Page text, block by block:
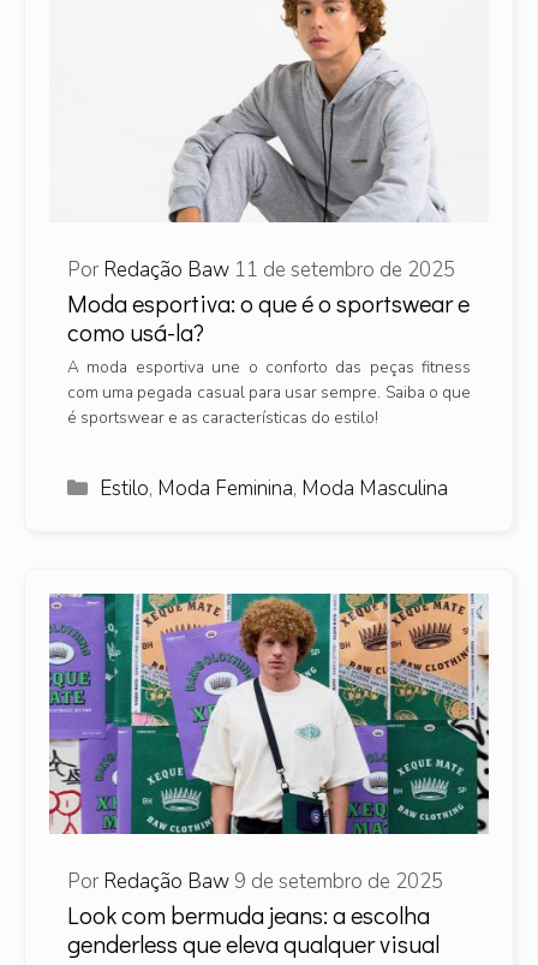
Moda esportiva: o que é o sportswear e
como usá-la?
Por Redação Baw 11 de setembro de 2025
A moda esportiva une o conforto das peças fitness
com uma pegada casual para usar sempre. Saiba o que
é sportswear e as características do estilo!
Categorias
Estilo, Moda Feminina, Moda Masculina
Look com bermuda jeans: a escolha
genderless que eleva qualquer visual
Por Redação Baw 9 de setembro de 2025